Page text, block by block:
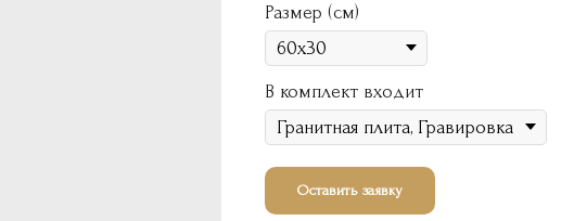
Размер (см)
В комплект входит
Оставить заявку